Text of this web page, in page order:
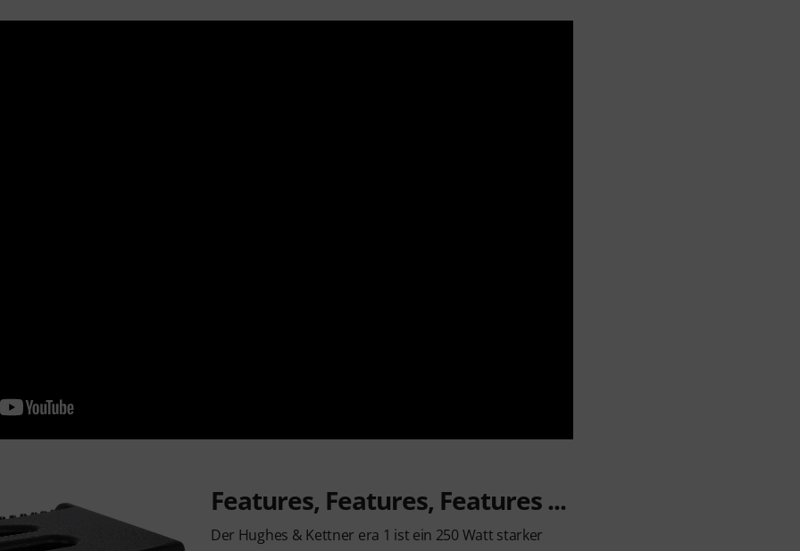
Features, Features, Features ...
Der Hughes & Kettner era 1 ist ein 250 Watt starker